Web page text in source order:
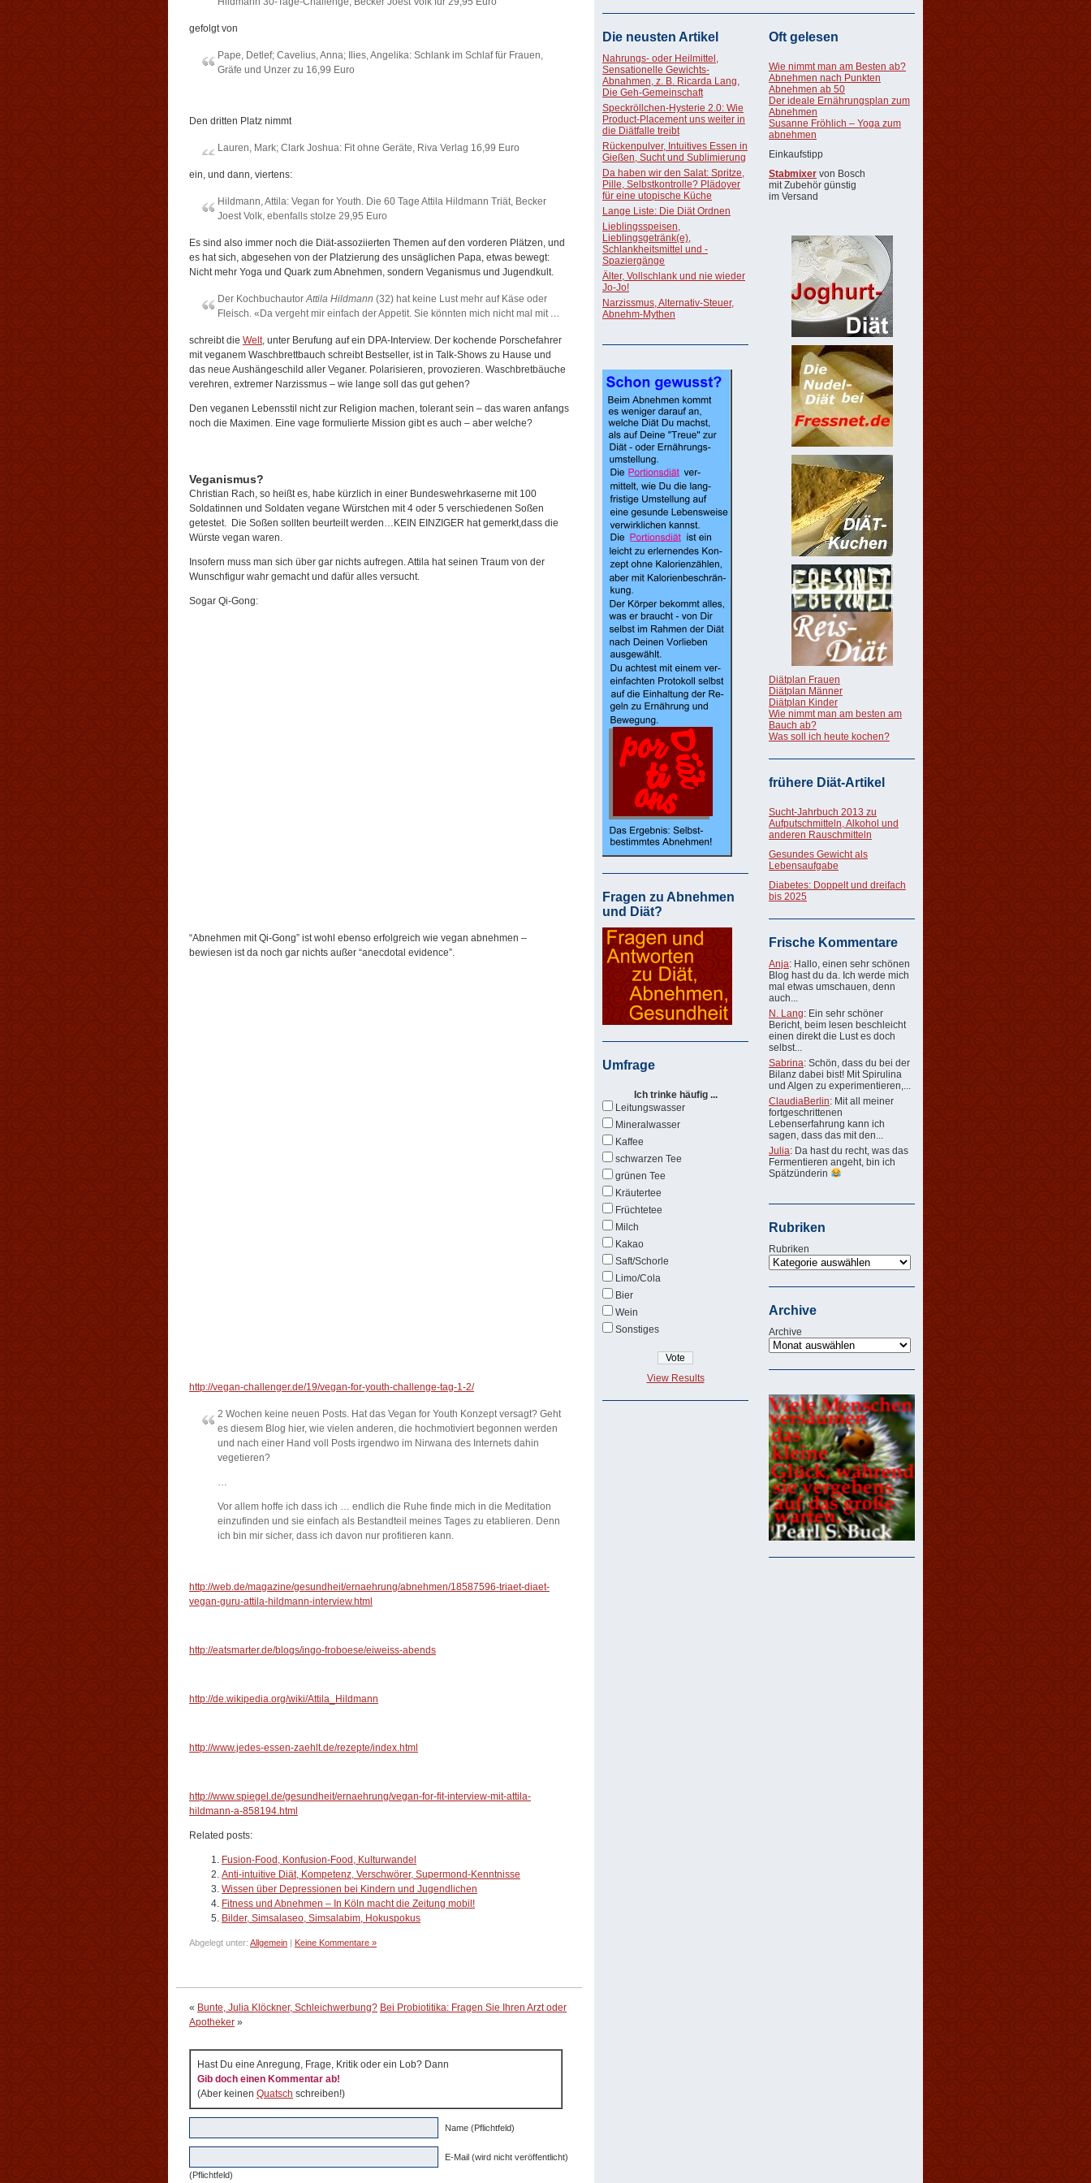
gefolgt von
Pape, Detlef; Cavelius, Anna; Ilies, Angelika: Schlank im Schlaf für Frauen,
Gräfe und Unzer zu 16,99 Euro
Den dritten Platz nimmt
Lauren, Mark; Clark Joshua: Fit ohne Geräte, Riva Verlag 16,99 Euro
ein, und dann, viertens:
Hildmann, Attila: Vegan for Youth. Die 60 Tage Attila Hildmann Triät, Becker
Joest Volk, ebenfalls stolze 29,95 Euro
Es sind also immer noch die Diät-assoziierten Themen auf den vorderen Plätzen, und
es hat sich, abgesehen von der Platzierung des unsäglichen Papa, etwas bewegt:
Nicht mehr Yoga und Quark zum Abnehmen, sondern Veganismus und Jugendkult.
Der KochbuchautorAttila Hildmann (32) hat keine Lust mehr auf Käse oder
Fleisch. «Da vergeht mir einfach der Appetit. Sie könnten mich nicht mal mit …
schreibt die Welt, unter Berufung auf ein DPA-Interview. Der kochende Porschefahrer
mit veganem Waschbrettbauch schreibt Bestseller, ist in Talk-Shows zu Hause und
das neue Aushängeschild aller Veganer. Polarisieren, provozieren. Waschbretbäuche
verehren, extremer Narzissmus – wie lange soll das gut gehen?
Den veganen Lebensstil nicht zur Religion machen, tolerant sein – das waren anfangs
noch die Maximen. Eine vage formulierte Mission gibt es auch – aber welche?
Veganismus?
Christian Rach, so heißt es, habe kürzlich in einer Bundeswehrkaserne mit 100
Soldatinnen und Soldaten vegane Würstchen mit 4 oder 5 verschiedenen Soßen
getestet. Die Soßen sollten beurteilt werden…KEIN EINZIGER hat gemerkt,dass die
Würste vegan waren.
Insofern muss man sich über gar nichts aufregen. Attila hat seinen Traum von der
Wunschfigur wahr gemacht und dafür alles versucht.
Sogar Qi-Gong:
“Abnehmen mit Qi-Gong” ist wohl ebenso erfolgreich wie vegan abnehmen –
bewiesen ist da noch gar nichts außer “anecdotal evidence”.
http://vegan-challenger.de/19/vegan-for-youth-challenge-tag-1-2/
2 Wochen keine neuen Posts. Hat das Vegan for Youth Konzept versagt? Geht
es diesem Blog hier, wie vielen anderen, die hochmotiviert begonnen werden
und nach einer Hand voll Posts irgendwo im Nirwana des Internets dahin
vegetieren?
…
Vor allem hoffe ich dass ich … endlich die Ruhe finde mich in die Meditation
einzufinden und sie einfach als Bestandteil meines Tages zu etablieren. Denn
ich bin mir sicher, dass ich davon nur profitieren kann.
http://web.de/magazine/gesundheit/ernaehrung/abnehmen/18587596-triaet-diaet-
vegan-guru-attila-hildmann-interview.html
http://eatsmarter.de/blogs/ingo-froboese/eiweiss-abends
http://de.wikipedia.org/wiki/Attila_Hildmann
http://www.jedes-essen-zaehlt.de/rezepte/index.html
http://www.spiegel.de/gesundheit/ernaehrung/vegan-for-fit-interview-mit-attila-
hildmann-a-858194.html
Related posts:
Fusion-Food, Konfusion-Food, Kulturwandel
Anti-intuitive Diät, Kompetenz, Verschwörer, Supermond-Kenntnisse
Wissen über Depressionen bei Kindern und Jugendlichen
Fitness und Abnehmen – In Köln macht die Zeitung mobil!
Bilder, Simsalaseo, Simsalabim, Hokuspokus
Abgelegt unter: Allgemein | Keine Kommentare »
« Bunte, Julia Klöckner, Schleichwerbung? Bei Probiotitika: Fragen Sie Ihren Arzt oder
Apotheker »
Hast Du eine Anregung, Frage, Kritik oder ein Lob? Dann
Gib doch einen Kommentar ab!
(Aber keinen Quatsch schreiben!)
Name (Pflichtfeld)
E-Mail (wird nicht veröffentlicht)
(Pflichtfeld)
Die neusten Artikel
Nahrungs- oder Heilmittel,
Sensationelle Gewichts-
Abnahmen, z. B. Ricarda Lang,
Die Geh-Gemeinschaft
Speckröllchen-Hysterie 2.0: Wie
Product-Placement uns weiter in
die Diätfalle treibt
Rückenpulver, Intuitives Essen in
Gießen, Sucht und Sublimierung
Da haben wir den Salat: Spritze,
Pille, Selbstkontrolle? Plädoyer
für eine utopische Küche
Lange Liste: Die Diät Ordnen
Lieblingsspeisen,
Lieblingsgetränk(e),
Schlankheitsmittel und -
Spaziergänge
Älter, Vollschlank und nie wieder
Jo-Jo!
Narzissmus, Alternativ-Steuer,
Abnehm-Mythen
Fragen zu Abnehmen
und Diät?
Umfrage
Ich trinke häufig ...
Leitungswasser
Mineralwasser
Kaffee
schwarzen Tee
grünen Tee
Kräutertee
Früchtetee
Milch
Kakao
Saft/Schorle
Limo/Cola
Bier
Wein
Sonstiges
View Results
Oft gelesen
Wie nimmt man am Besten ab?
Abnehmen nach Punkten
Abnehmen ab 50
Der ideale Ernährungsplan zum
Abnehmen
Susanne Fröhlich – Yoga zum
abnehmen
Einkaufstipp
Stabmixer von Bosch
mit Zubehör günstig
im Versand
Diätplan Frauen
Diätplan Männer
Diätplan Kinder
Wie nimmt man am besten am
Bauch ab?
Was soll ich heute kochen?
frühere Diät-Artikel
Sucht-Jahrbuch 2013 zu
Aufputschmitteln, Alkohol und
anderen Rauschmitteln
Gesundes Gewicht als
Lebensaufgabe
Diabetes: Doppelt und dreifach
bis 2025
Frische Kommentare
Anja: Hallo, einen sehr schönen
Blog hast du da. Ich werde mich
mal etwas umschauen, denn
auch...
N. Lang: Ein sehr schöner
Bericht, beim lesen beschleicht
einen direkt die Lust es doch
selbst...
Sabrina: Schön, dass du bei der
Bilanz dabei bist! Mit Spirulina
und Algen zu experimentieren,...
ClaudiaBerlin: Mit all meiner
fortgeschrittenen
Lebenserfahrung kann ich
sagen, dass das mit den...
Julia: Da hast du recht, was das
Fermentieren angeht, bin ich
Spätzünderin
Rubriken
Rubriken
Archive
Archive